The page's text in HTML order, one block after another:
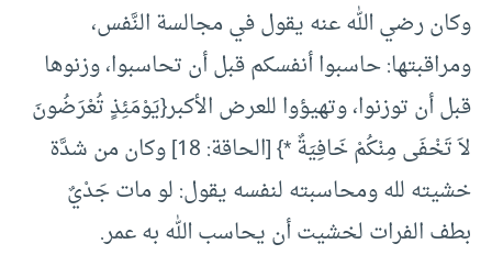
وكان رضي الله عنه يقول في مجالسة النَّفس،
ومراقبتها: حاسبوا أنفسكم قبل أن تحاسبوا، وزنوها
قبل أن توزنوا، وتهيؤوا للعرض الأكبر{يَوْمَئِذٍ تُعْرَضُونَ
لاَ تَخْفَى مِنْكُمْ خَافِيَةٌ *} [الحاقة: 18] وكان من شدَّة
خشيته لله ومحاسبته لنفسه يقول: لو مات جَدْيٌ
بطف الفرات لخشيت أن يحاسب الله به عمر.